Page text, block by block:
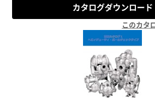
カタログダウンロード
このカタ